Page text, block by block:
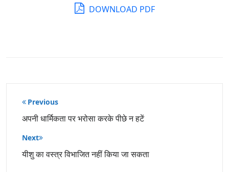
DOWNLOAD PDF
पोस्ट
नेविगेशन
Previous
अपनी धार्मिकता पर भरोसा करके पीछे न हटें
Next
यीशु का वस्त्र विभाजित नहीं किया जा सकता